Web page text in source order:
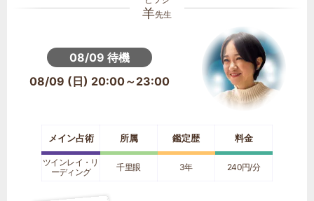
羊先生
08/09 待機
08/09 (日) 20:00～23:00
メイン占術 所属 鑑定歴 料金
ツインレイ・リ
ーディング
千里眼 3年 240円/分